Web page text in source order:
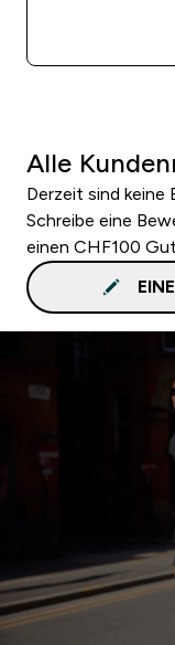
Alle
Derzeit sind keine
Schreibe eine
einen CHF100